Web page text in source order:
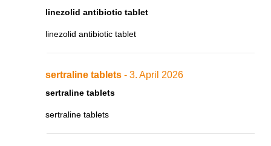
linezolid antibiotic tablet
linezolid antibiotic tablet
sertraline tablets - 3. April 2026
sertraline tablets
sertraline tablets